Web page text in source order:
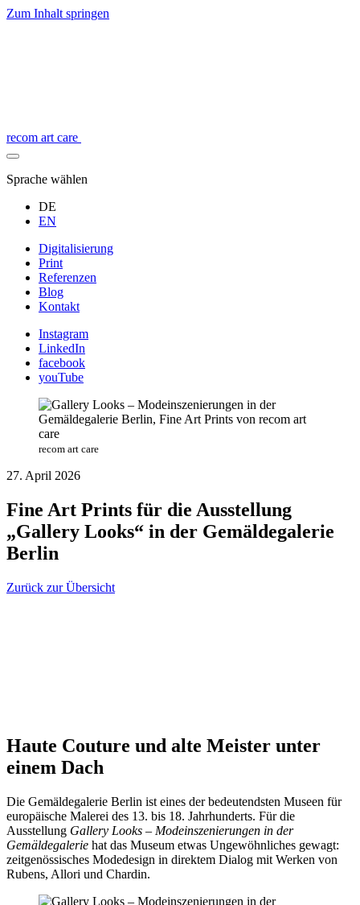
Zum Inhalt springen
recom art care
Sprache wählen
DE
EN
Digitalisierung
Print
Referenzen
Blog
Kontakt
Instagram
LinkedIn
facebook
youTube
recom art care
27. April 2026
Fine Art Prints für die Ausstellung
„Gallery Looks“ in der Gemäldegalerie
Berlin
Zurück zur Übersicht
Haute Couture und alte Meister unter
einem Dach
Die Gemäldegalerie Berlin ist eines der bedeutendsten Museen für
europäische Malerei des 13. bis 18. Jahrhunderts. Für die
Ausstellung Gallery Looks – Modeinszenierungen in der
Gemäldegalerie hat das Museum etwas Ungewöhnliches gewagt:
zeitgenössisches Modedesign in direktem Dialog mit Werken von
Rubens, Allori und Chardin.